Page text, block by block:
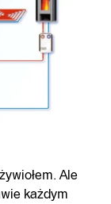
Ale
każdym